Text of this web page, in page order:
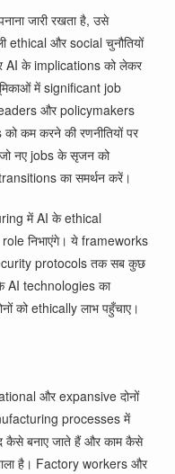
जारी रखता है, उसे
और social चुनौतियों
AI के implications को लेकर
में significant job
और policymakers
कम करने की रणनीतियों पर
जो नए jobs के सृजन को
का समर्थन करें।
में AI के ethical
role निभाएंगे। ये frameworks
protocols तक सब कुछ
AI technologies का
को ethically लाभ पहुँचाए।
और expansive दोनों
processes में
कैसे बनाए जाते हैं और काम कैसे
है। Factory workers और